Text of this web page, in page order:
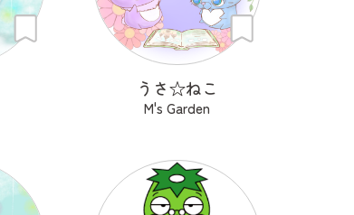
うさ‪☆ねこ
M's Garden